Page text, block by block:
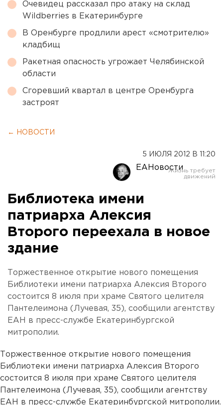
Очевидец рассказал про атаку на склад
Wildberries в Екатеринбурге
В Оренбурге продлили арест «смотрителю»
кладбищ
Ракетная опасность угрожает Челябинской
области
Сгоревший квартал в центре Оренбурга
застроят
← НОВОСТИ
5 ИЮЛЯ 2012 В 11:20
ЕАНовости
Библиотека имени
патриарха Алексия
Второго переехала в новое
здание
Торжественное открытие нового помещения
Библиотеки имени патриарха Алексия Второго
состоится 8 июля при храме Святого целителя
Пантелеимона (Лучевая, 35), сообщили агентству
ЕАН в пресс-службе Екатеринбургской
митрополии.
Торжественное открытие нового помещения
Библиотеки имени патриарха Алексия Второго
состоится 8 июля при храме Святого целителя
Пантелеимона (Лучевая, 35), сообщили агентству
ЕАН в пресс-службе Екатеринбургской митрополии.